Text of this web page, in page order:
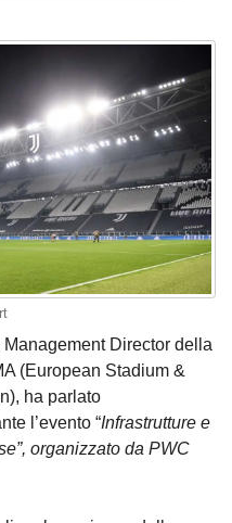
Director della
(European Stadium &
ha parlato
l’evento “Infrastrutture e
organizzato da PWC